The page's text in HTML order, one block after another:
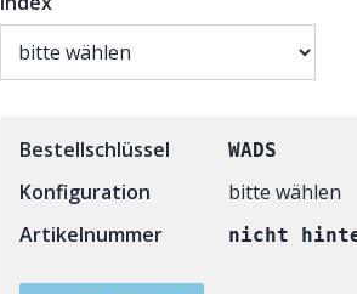
Bestellschlüssel WADS
Konfiguration
bitte wählen
Artikelnummer
nicht